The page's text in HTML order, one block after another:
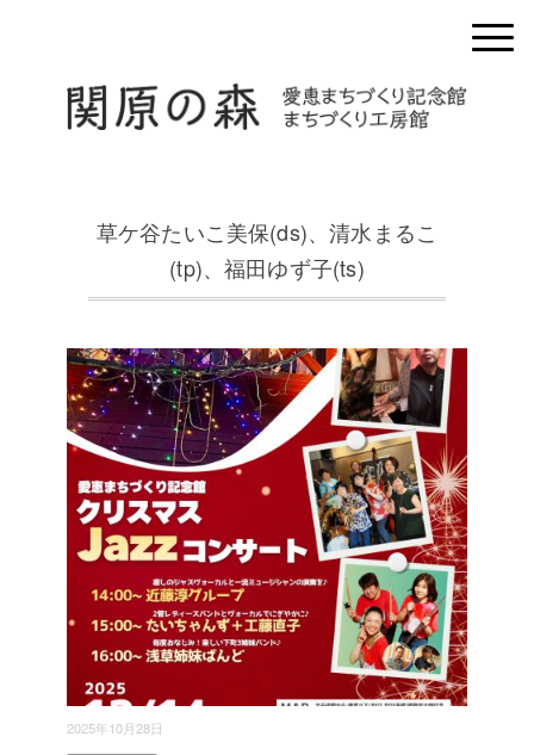
草ケ谷たいこ美保(ds)、清水まるこ
(tp)、福田ゆず子(ts)
2025年10月28日